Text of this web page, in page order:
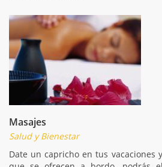
Masajes
Salud y Bienestar
Date un capricho en tus vacaciones